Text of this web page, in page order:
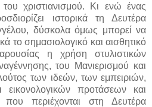
χριστιανισμού. Κι ενώ ένας
ιστορικά τη Δευτέρα
δύσκολα όμως μπορεί να
το σημασιολογικό και αισθητικό
η χρήση στυλιστικών
του Μανιερισμού και
των ιδεών, των εμπειριών,
εικονολογικών προτάσεων και
που περιέχονται στη Δευτέρα